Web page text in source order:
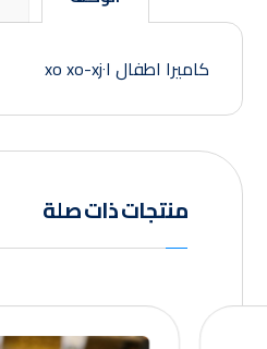
كاميرا اطفال xo xo-xj٠١
منتجات ذات صلة